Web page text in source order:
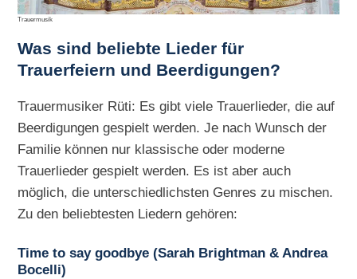
Trauermusik
Was sind beliebte Lieder für
Trauerfeiern und Beerdigungen?
Trauermusiker Rüti: Es gibt viele Trauerlieder, die auf
Beerdigungen gespielt werden. Je nach Wunsch der
Familie können nur klassische oder moderne
Trauerlieder gespielt werden. Es ist aber auch
möglich, die unterschiedlichsten Genres zu mischen.
Zu den beliebtesten Liedern gehören:
Time to say goodbye (Sarah Brightman & Andrea
Bocelli)